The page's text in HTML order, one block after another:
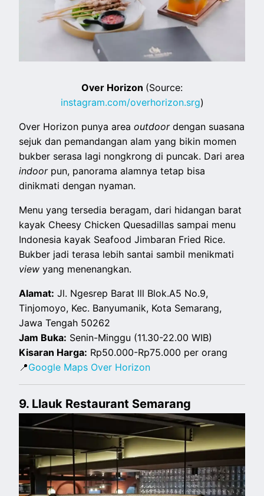
Over Horizon (Source:
instagram.com/overhorizon.srg)
Over Horizon punya areaoutdoordengan suasana
sejuk dan pemandangan alam yang bikin momen
bukber serasa lagi nongkrong di puncak. Dari area
indoor pun, panorama alamnya tetap bisa
dinikmati dengan nyaman.
Menu yang tersedia beragam, dari hidangan barat
kayak Cheesy Chicken Quesadillas sampai menu
Indonesia kayak Seafood Jimbaran Fried Rice.
Bukber jadi terasa lebih santai sambil menikmati
viewyang menenangkan.
Alamat: Jl. Ngesrep Barat lll Blok.A5 No.9,
Tinjomoyo, Kec. Banyumanik, Kota Semarang,
Jawa Tengah 50262
Jam Buka: Senin-Minggu (11.30-22.00 WIB)
Kisaran Harga: Rp50.000-Rp75.000 per orang
📍Google Maps Over Horizon
9. Llauk Restaurant Semarang